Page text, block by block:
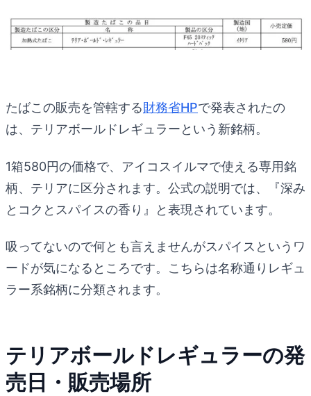
たばこの販売を管轄する財務省HPで発表されたの
は、テリアボールドレギュラーという新銘柄。
1箱580円の価格で、アイコスイルマで使える専用銘
柄、テリアに区分されます。公式の説明では、『深み
とコクとスパイスの香り』と表現されています。
吸ってないので何とも言えませんがスパイスというワ
ードが気になるところです。こちらは名称通りレギュ
ラー系銘柄に分類されます。
テリアボールドレギュラーの発
売日・販売場所